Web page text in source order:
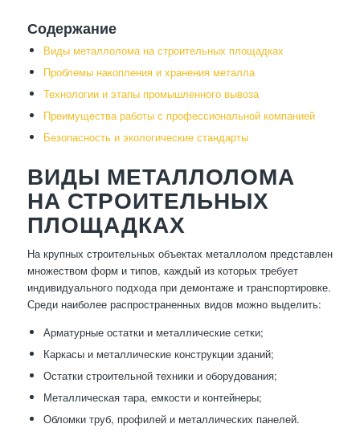
Содержание
Виды металлолома на строительных площадках
Проблемы накопления и хранения металла
Технологии и этапы промышленного вывоза
Преимущества работы с профессиональной компанией
Безопасность и экологические стандарты
ВИДЫ МЕТАЛЛОЛОМА
НА СТРОИТЕЛЬНЫХ
ПЛОЩАДКАХ
На крупных строительных объектах металлолом представлен
множеством форм и типов, каждый из которых требует
индивидуального подхода при демонтаже и транспортировке.
Среди наиболее распространенных видов можно выделить:
Арматурные остатки и металлические сетки;
Каркасы и металлические конструкции зданий;
Остатки строительной техники и оборудования;
Металлическая тара, емкости и контейнеры;
Обломки труб, профилей и металлических панелей.